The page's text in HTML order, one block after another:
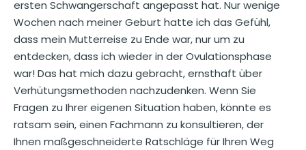
ersten Schwangerschaft angepasst hat. Nur wenige
Wochen nach meiner Geburt hatte ich das Gefühl,
dass mein Mutterreise zu Ende war, nur um zu
entdecken, dass ich wieder in der Ovulationsphase
war! Das hat mich dazu gebracht, ernsthaft über
Verhütungsmethoden nachzudenken. Wenn Sie
Fragen zu Ihrer eigenen Situation haben, könnte es
ratsam sein, einen Fachmann zu konsultieren, der
Ihnen maßgeschneiderte Ratschläge für Ihren Weg